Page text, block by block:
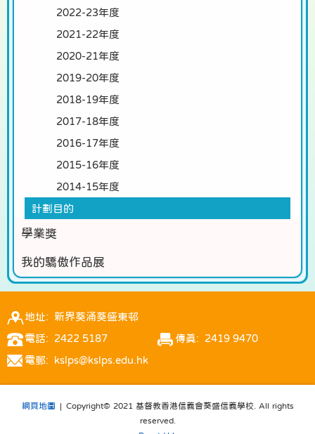
2022-23年度
2021-22年度
2020-21年度
2019-20年度
2018-19年度
2017-18年度
2016-17年度
2015-16年度
2014-15年度
計劃目的
學業獎
我的驕傲作品展
地址: 新界葵涌葵盛東邨
電話: 2422 5187 傳真: 2419 9470
電郵: kslps@kslps.edu.hk
網頁地圖
| Copyright© 2021 基督教香港信義會葵盛信義學校. All rights
reserved.